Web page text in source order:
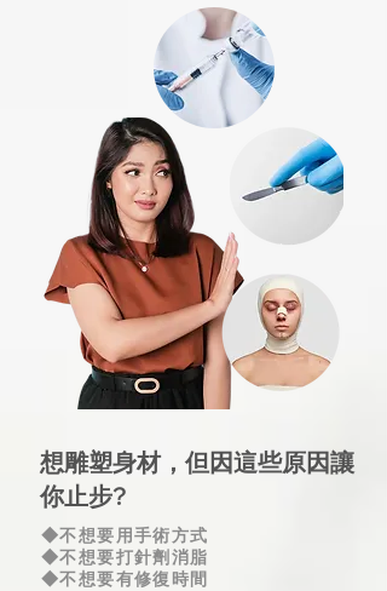
想雕塑身材，但因這些原因讓
你止步?
◆不想要用手術方式
◆不想要打針劑消脂
◆不想要有修復時間